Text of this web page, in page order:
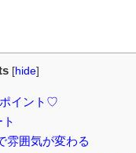
[hide]
イント♡
雰囲気が変わる